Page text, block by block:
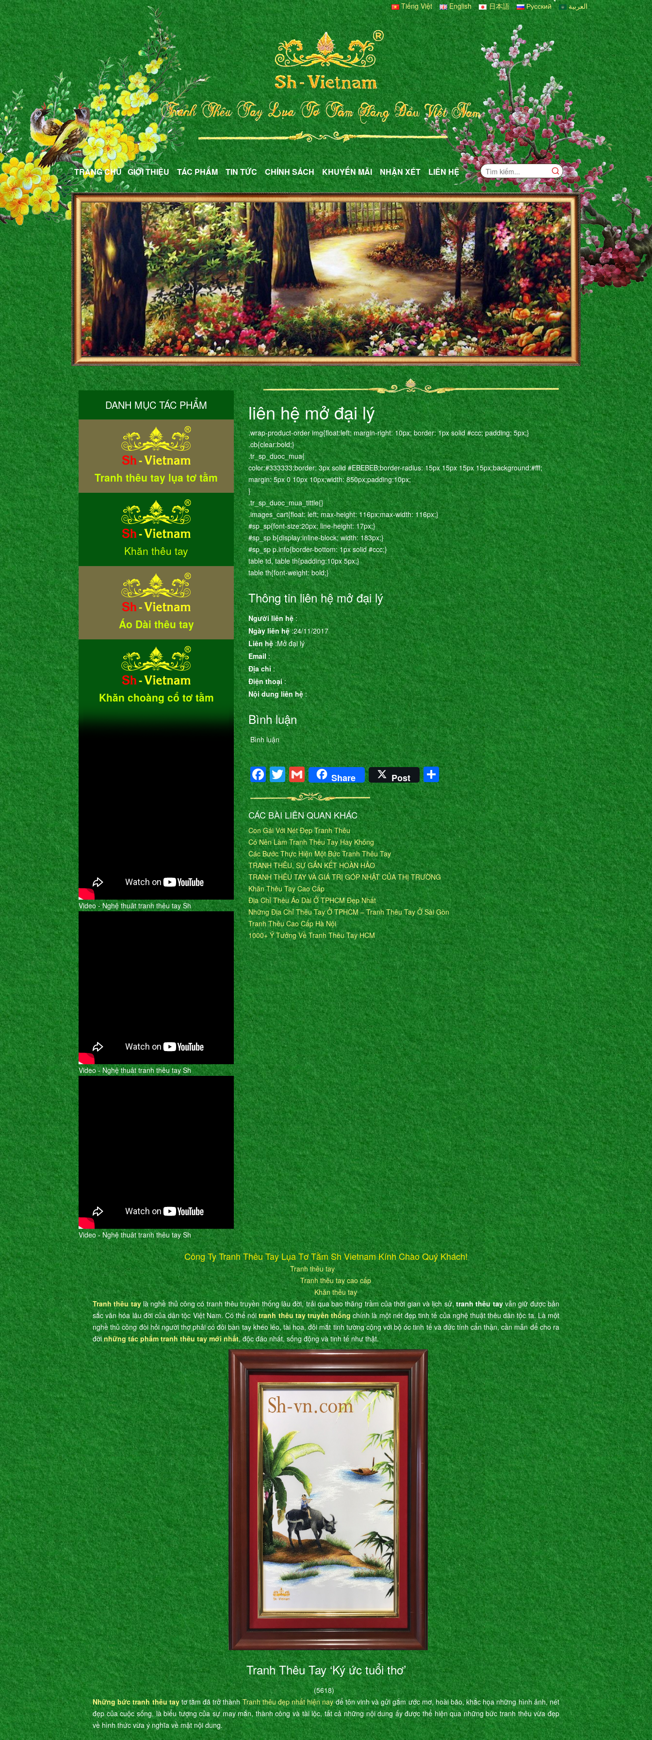
Tiếng Việt English 日本語 Русский العربية
TRANG CHỦ GIỚI THIỆU TÁC PHẨM TIN TỨC CHÍNH SÁCH KHUYẾN MÃI NHẬN XÉT LIÊN HỆ
liên hệ mở đại lý
.wrap-product-order img{float:left; margin-right: 10px; border: 1px solid #ccc; padding: 5px;}
.cb{clear:bold;}
.tr_sp_duoc_mua{
color:#333333;border: 3px solid #EBEBEB;border-radius: 15px 15px 15px 15px;background:#fff;
margin: 5px 0 10px 10px;width: 850px;padding:10px;
}
.tr_sp_duoc_mua_tittle{}
.images_cart{float: left; max-height: 116px;max-width: 116px;}
#sp_sp{font-size:20px; line-height: 17px;}
#sp_sp b{display:inline-block; width: 183px;}
#sp_sp p.info{border-bottom: 1px solid #ccc;}
table td, table th{padding:10px 5px;}
table th{font-weight: bold;}
Thông tin liên hệ mở đại lý
Người liên hệ:
Ngày liên hệ:24/11/2017
Liên hệ:Mở đại lý
Email:
Địa chỉ:
Điện thoại:
Nội dung liên hệ:
Bình luận
Bình luận
Facebook
Twitter
Gmail
Share Post Share
CÁC BÀI LIÊN QUAN KHÁC
Con Gái Với Nét Đẹp Tranh Thêu
Có Nên Làm Tranh Thêu Tay Hay Không
Các Bước Thực Hiện Một Bức Tranh Thêu Tay
TRANH THÊU, SỰ GẮN KẾT HOÀN HẢO
TRANH THÊU TAY VÀ GIÁ TRỊ GÓP NHẬT CỦA THỊ TRƯỜNG
Khăn Thêu Tay Cao Cấp
Địa Chỉ Thêu Áo Dài Ở TPHCM Đẹp Nhất
Những Địa Chỉ Thêu Tay Ở TPHCM – Tranh Thêu Tay Ở Sài Gòn
Tranh Thêu Cao Cấp Hà Nội
1000+ Ý Tưởng Về Tranh Thêu Tay HCM
DANH MỤC TÁC PHẨM
Tranh thêu tay lụa tơ tằm
Khăn thêu tay
Áo Dài thêu tay
Khăn choàng cổ tơ tằm
Video - Nghệ thuât tranh thêu tay Sh
Video - Nghệ thuât tranh thêu tay Sh
Video - Nghệ thuât tranh thêu tay Sh
Công Ty Tranh Thêu Tay Lụa Tơ Tằm Sh Vietnam Kính Chào Quý Khách!
Tranh thêu tay
Tranh thêu tay cao cấp
Khăn thêu tay
Tranh thêu taylà nghề thủ công có tranh thêu truyền thống lâu đời, trải qua bao thăng trầm của thời gian và lịch sử,tranh thêu tayvẫn giữ được bản
sắc văn hóa lâu đời của dân tộc Việt Nam. Có thể nóitranh thêu tay truyền thốngchính là một nét đẹp tinh tế của nghệ thuật thêu dân tộc ta. Là một
nghề thủ công đòi hỏi người thợ phải có đôi bàn tay khéo léo, tài hoa, đôi mắt tinh tường cộng với bộ óc tinh tế và đức tính cẩn thận, cần mẫn để cho ra
đờinhững tác phẩm tranh thêu tay mới nhất, độc đáo nhất, sống động và tinh tế như thật.
Tranh Thêu Tay ‘Ký ức tuổi thơ’
(5618)
Những bức tranh thêu taytơ tằm đã trở thànhTranh thêu đẹp nhất hiện nayđể tôn vinh và gửi gắm ước mơ, hoài bão, khắc họa những hình ảnh, nét
đẹp của cuộc sống, là biểu tượng của sự may mắn, thành công và tài lộc, tất cả những nội dung ấy được thể hiện qua những bức tranh thêu vừa đẹp
về hình thức vừa ý nghĩa về mặt nội dung.